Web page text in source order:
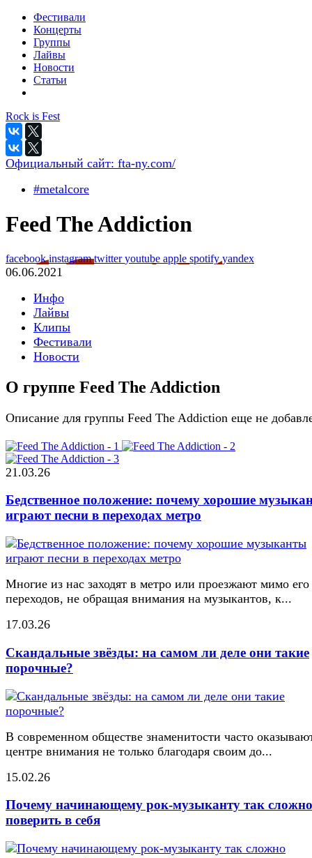
Фестивали
Концерты
Группы
Лайвы
Новости
Статьи
Rock is Fest
Официальный сайт: fta-ny.com/
#metalcore
Feed The Addiction
facebookinstagramtwitteryoutube apple spotifyyandex
06.06.2021
Инфо
Лайвы
Клипы
Фестивали
Новости
О группе Feed The Addiction
Описание для группы Feed The Addiction еще не
21.03.26
Бедственное положение: почему хорошие
играют песни в переходах метро
Многие из нас заходят в метро или проезжают мимо его
переходов, не обращая внимания на музыкантов, к...
17.03.26
Скандальные звёзды: на самом ли деле они такие
порочные?
В современном обществе знаменитости часто
центре внимания не только благодаря своим до...
15.02.26
Почему начинающему рок-музыканту так сложно
поверить в себя